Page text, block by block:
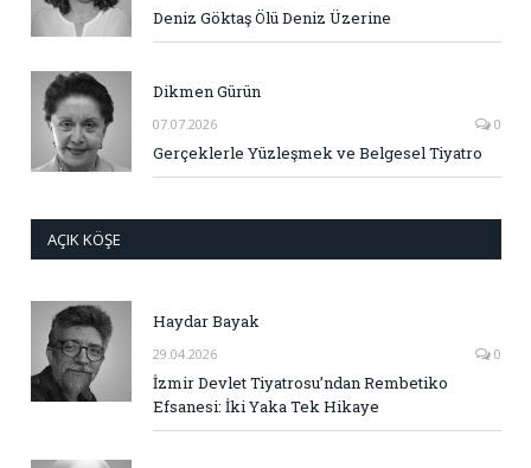
Deniz Göktaş Ölü Deniz Üzerine
Dikmen Gürün
07.07.2026 0
Gerçeklerle Yüzleşmek ve Belgesel Tiyatro
AÇIK KÖŞE
Haydar Bayak
29.04.2026 0
İzmir Devlet Tiyatrosu’ndan Rembetiko
Efsanesi: İki Yaka Tek Hikaye